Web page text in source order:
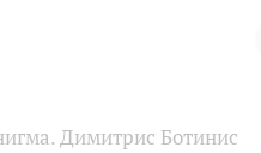
Димитрис Ботинис